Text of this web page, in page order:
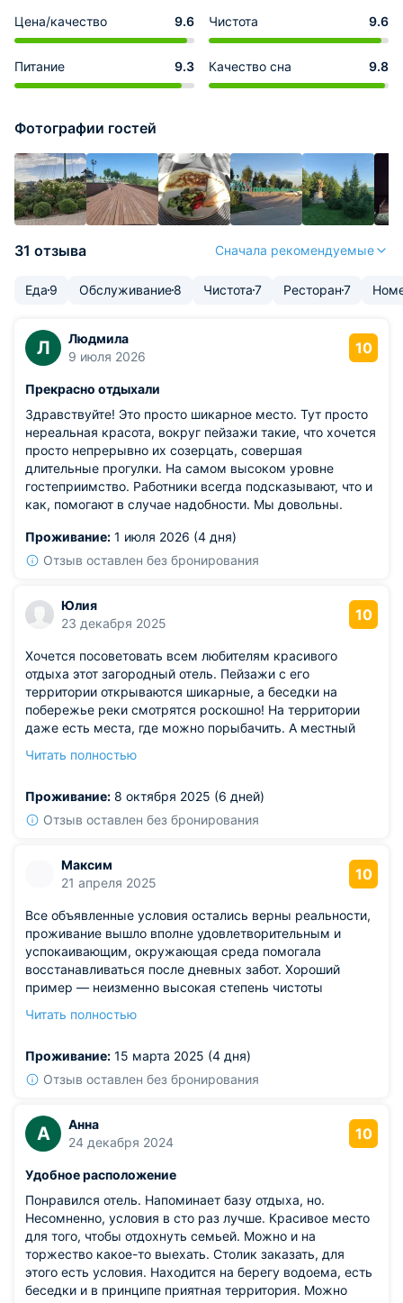
Цена/качество 9.6 Чистота 9.6
Питание 9.3 Качество сна 9.8
Фотографии гостей
31 отзыва Сначала рекомендуемые
Еда 9 Обслуживание8 Чистота7 Ресторан7
Л
Людмила
9 июля 2026
10
Прекрасно отдыхали
Здравствуйте! Это просто шикарное место. Тут просто
нереальная красота, вокруг пейзажи такие, что хочется
просто непрерывно их созерцать, совершая
длительные прогулки. На самом высоком уровне
гостеприимство. Работники всегда подсказывают, что и
как, помогают в случае надобности. Мы довольны.
Проживание: 1 июля 2026 (4 дня)
Отзыв оставлен без бронирования
Юлия
23 декабря 2025
10
Хочется посоветовать всем любителям красивого
отдыха этот загородный отель. Пейзажи с его
территории открываются шикарные, а беседки на
побережье реки смотрятся роскошно! На территории
даже есть места, где можно порыбачить. А местный
предлагаются, но даже в стандартном типе
Читать полностью
Проживание: 8 октября 2025 (6 дней)
Отзыв оставлен без бронирования
Максим
21 апреля 2025
10
Все объявленные условия остались верны реальности,
проживание вышло вполне удовлетворительным и
успокаивающим, окружающая среда помогала
восстанавливаться после дневных забот. Хороший
пример — неизменно высокая степень чистоты
результатом своего путешествия, порекомендую
Читать полностью
Проживание: 15 марта 2025 (4 дня)
Отзыв оставлен без бронирования
А
Анна
24 декабря 2024
10
Удобное расположение
Понравился отель. Напоминает базу отдыха, но.
Несомненно, условия в сто раз лучше. Красивое место
для того, чтобы отдохнуть семьей. Можно и на
торжество какое-то выехать. Столик заказать, для
этого есть условия. Находится на берегу водоема, есть
беседки и в принципе приятная территория. Можно